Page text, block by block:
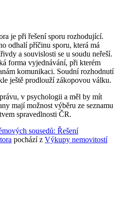
je při řešení sporu rozhodující.
odhalí příčinu sporu, která má
a souvislosti se u soudu neřeší.
forma vyjednávání, při kterém
komunikaci. Soudní rozhodnutí
ještě prodlouží zákopovou válku.
v psychologii a měl by mít
mají možnost výběru ze seznamu
spravedlnosti ČR.
sousedů: Řešení
pochází z Výkupy nemovitostí